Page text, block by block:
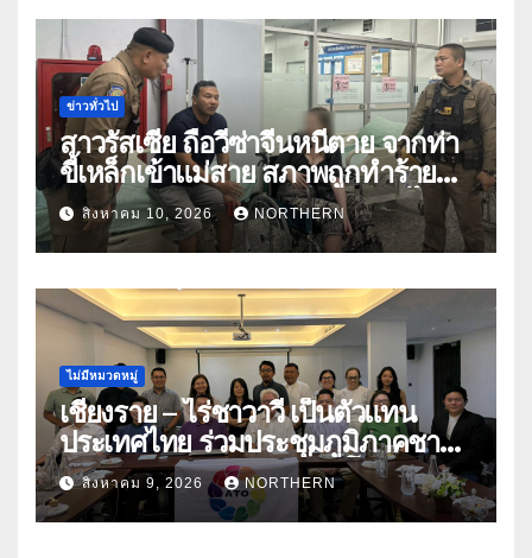
ข่าวทั่วไป
สาวรัสเซีย ถือวีซ่าจีนหนีตาย จากท่า
ขี้เหล็กเข้าแม่สาย สภาพถูกทำร้าย
ร่างกาย ร้องขอกลับประเทศหลังไป
ทำงานในจีน-เมียนมา
สิงหาคม 10, 2026 NORTHERN
ไม่มีหมวดหมู่
เชียงราย – ไร่ชาวาวี เป็นตัวแทน
ประเทศไทย ร่วมประชุมภูมิภาคชา
อาเซียน ATO 2026 ที่อินโดนีเซีย
หารืออนาคตอุตสาหกรรมชา
ท่ามกลางความท้าทายโลก
สิงหาคม 9, 2026 NORTHERN